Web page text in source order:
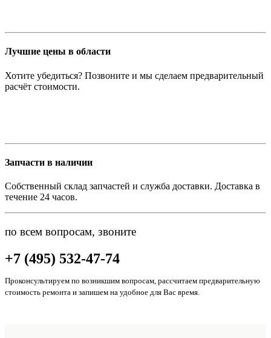
Лучшие цены в области
Хотите убедиться? Позвоните и мы сделаем предварительный
расчёт стоимости.
Запчасти в наличии
Собственный склад запчастей и служба доставки. Доставка в
течение 24 часов.
по всем вопросам, звоните
+7 (495) 532-47-74
Проконсультируем по возникшим вопросам, рассчитаем предварительную
стоимость ремонта и запишем на удобное для Вас время.